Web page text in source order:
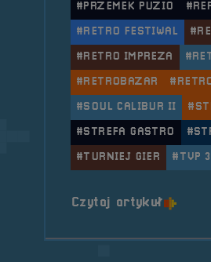
#PRZEMEK PUZIO
#RETRO FESTIWAL
#RETRO IMPREZA
#RETROBAZAR
#SOUL CALIBUR II
#STREFA GASTRO
#TURNIEJ GIER #TVP
Czytaj artykuło